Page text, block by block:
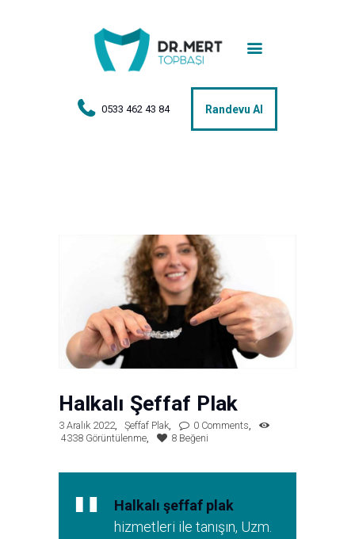
0533 462 43 84 Randevu Al
Anasayfa
Tedaviler
Hakkımda
Halkalı Şeffaf Plak
3 Aralık 2022 Şeffaf Plak 0 Comments
4338 Görüntülenme 8 Beğeni
Halkalı şeffaf plak
hizmetleri ile tanışın, Uzm.